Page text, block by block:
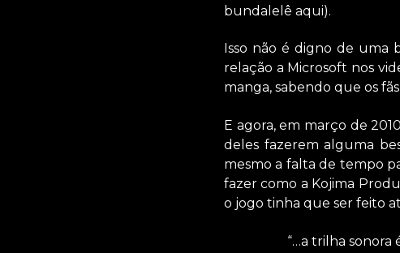
bundalelê aqui).
Isso não é digno de uma
relação a Microsoft nos
manga, sabendo que os
E agora, em março de
deles fazerem alguma
mesmo a falta de tempo
fazer como a Kojima
o jogo tinha que ser feito
“…a trilha sonora